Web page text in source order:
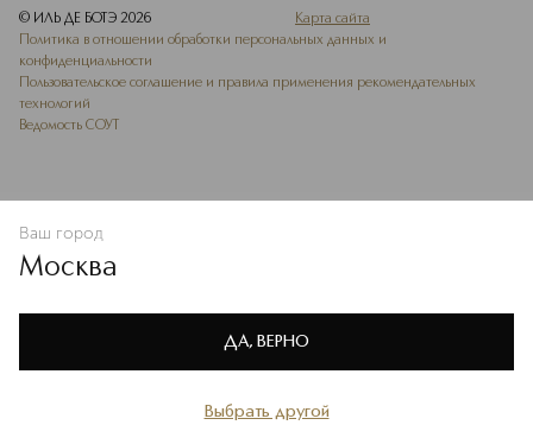
Политике конфиденциальности
© ИЛЬ ДЕ БОТЭ 2026
Карта сайта
Политика в отношении обработки персональных данных и
конфиденциальности
Пользовательское соглашение и правила применения рекомендательных
технологий
Ведомость СОУТ
Ваш город
Москва
Выбрать другой
ДА, ВЕРНО